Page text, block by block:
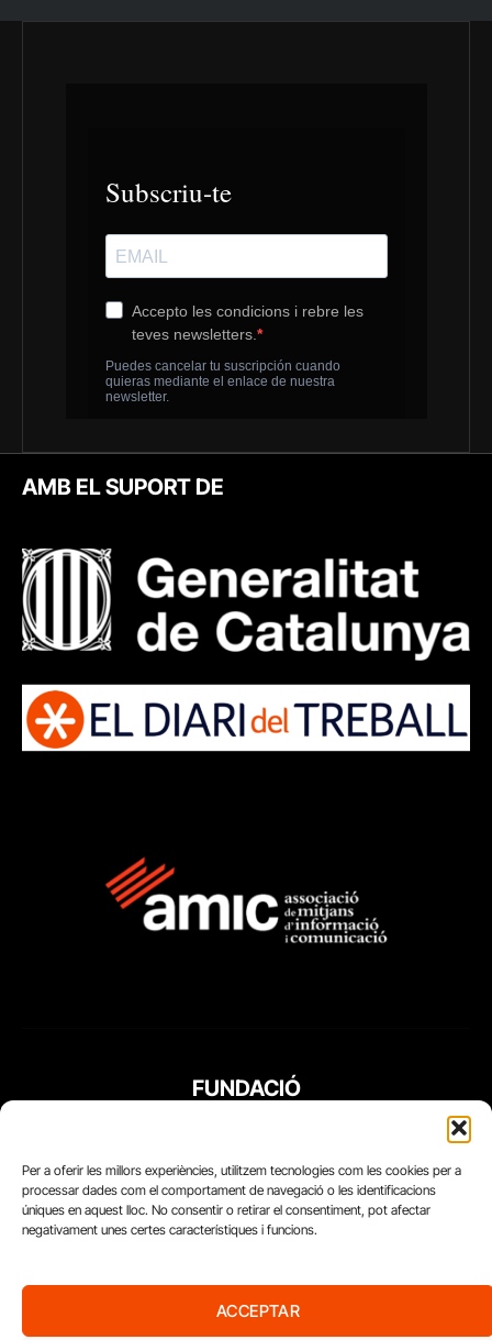
Per a oferir les millors experiències, utilitzem tecnologies com les cookies per a
processar dades com el comportament de navegació o les identificacions
úniques en aquest lloc. No consentir o retirar el consentiment, pot afectar
negativament unes certes característiques i funcions.
ACCEPTAR
AMB EL SUPORT DE
FUNDACIÓ